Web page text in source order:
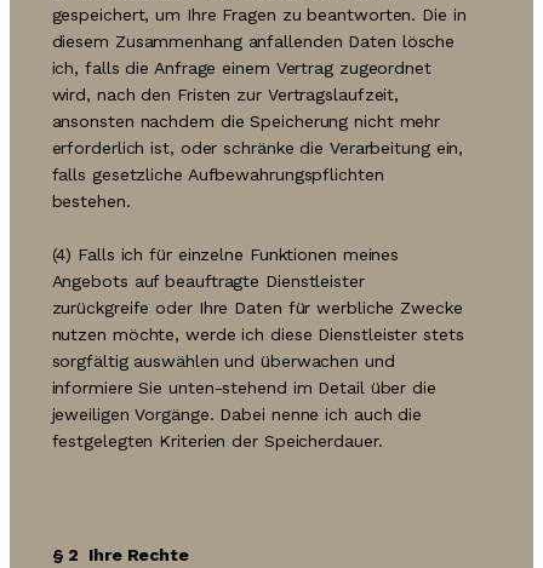
gespeichert, um Ihre Fragen zu beantworten. Die in
diesem Zusammenhang anfallenden Daten lösche
ich, falls die Anfrage einem Vertrag zugeordnet
wird, nach den Fristen zur Vertragslaufzeit,
ansonsten nachdem die Speicherung nicht mehr
erforderlich ist, oder schränke die Verarbeitung ein,
falls gesetzliche Aufbewahrungspflichten
bestehen.
(4) Falls ich für einzelne Funktionen meines
Angebots auf beauftragte Dienstleister
zurückgreife oder Ihre Daten für werbliche Zwecke
nutzen möchte, werde ich diese Dienstleister stets
sorgfältig auswählen und überwachen und
informiere Sie unten-stehend im Detail über die
jeweiligen Vorgänge. Dabei nenne ich auch die
festgelegten Kriterien der Speicherdauer.
§ 2 Ihre Rechte